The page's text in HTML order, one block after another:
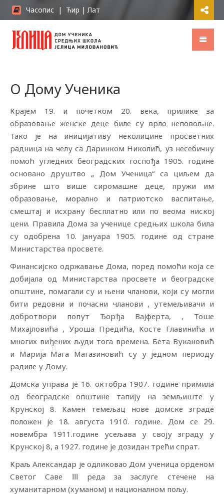
Часопис | Ћир |Лат
О Дому Ученика
Крајем 19. и почетком 20. века, прилике за
образовање женске деце биле су врло неповољне.
Тако је на иницијативу неколицине просветних
радница на челу са Даринком Николић, уз несебичну
помоћ угледних београдских госпођа 1905. године
основано друштво „ Дом Ученица“ са циљем да
збрине што више сиромашне деце, пружи им
образовање, морално и патриотско васпитање,
смештај и исхрану бесплатно или по веома ниској
цени. Правила Дома за ученице средњих школа била
су одобрена 10. јануара 1905. године од стране
Министарства просвете.
Финансијско одржавање Дома, поред помоћи која се
добијала од Министарства просвете и београдске
општине, помагали су и њени чланови, који су могли
бити редовни и почасни чланови , утемељивачи и
добротвори попут Ђорђа Вајферта, , Тоше
Михајловића , Уроша Предића, Косте Главинића и
многих виђених људи тога времена. Бета Вукановић
и Марија Мага Магазиновић су у једном периоду
радиле у Дому.
Домска управа је 16. октобра 1907. године примила
од београдске општине тапију на земљиште у
Крунској 8. Камен темељац нове домске зграде
положен је 18. августа 1910. године. Дом се 29.
новембра 1911.године усељава у своју зграду у
Крунској 8, а 1927. године је дозидан трећи спрат.
Краљ Александар је одликовао Дом ученица орденом
Светог Саве ꓲꓲꓲ реда за заслуге стечене на
хуманитарном (хуманом) и националном пољу.